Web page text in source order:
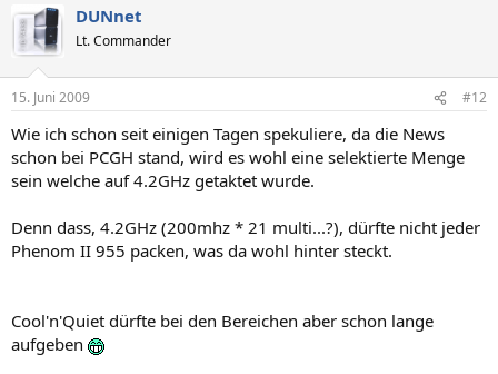
DUNnet
Lt. Commander
15. Juni 2009 #12
Wie ich schon seit einigen Tagen spekuliere, da die News
schon bei PCGH stand, wird es wohl eine selektierte Menge
sein welche auf 4.2GHz getaktet wurde.
Denn dass, 4.2GHz (200mhz * 21 multi...?), dürfte nicht jeder
Phenom II 955 packen, was da wohl hinter steckt.
Cool'n'Quiet dürfte bei den Bereichen aber schon lange
aufgeben